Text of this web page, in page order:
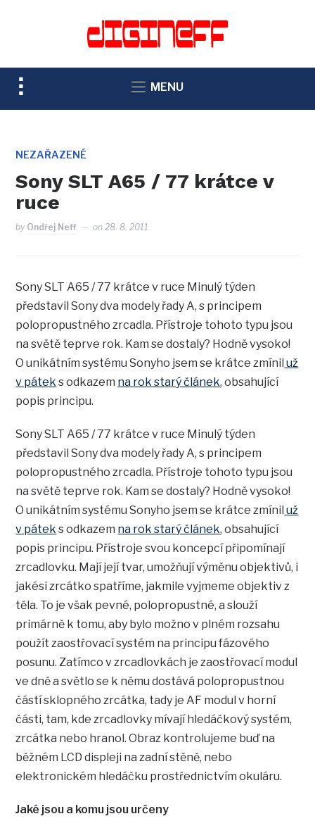
TOGGLE
SIDEBAR
NAVIGATION
MENU
NEZAŘAZENÉ
Sony SLT A65 / 77 krátce v
ruce
by Ondřej Neff on28. 8. 2011
Sony SLT A65 / 77 krátce v ruce Minulý týden
představil Sony dva modely řady A, s principem
polopropustného zrcadla. Přístroje tohoto typu jsou
na světě teprve rok. Kam se dostaly? Hodně vysoko!
O unikátním systému Sonyho jsem se krátce zmínil už
v pátek s odkazem na rok starý článek, obsahující
popis principu.
Sony SLT A65 / 77 krátce v ruce Minulý týden
představil Sony dva modely řady A, s principem
polopropustného zrcadla. Přístroje tohoto typu jsou
na světě teprve rok. Kam se dostaly? Hodně vysoko!
O unikátním systému Sonyho jsem se krátce zmínil už
v pátek s odkazem na rok starý článek, obsahující
popis principu. Přístroje svou koncepcí připomínají
zrcadlovku. Mají její tvar, umožňují výměnu objektivů, i
jakési zrcátko spatříme, jakmile vyjmeme objektiv z
těla. To je však pevné, polopropustné, a slouží
primárně k tomu, aby bylo možno v plném rozsahu
použít zaostřovací systém na principu fázového
posunu. Zatímco v zrcadlovkách je zaostřovací modul
ve dně a světlo se k němu dostává polopropustnou
částí sklopného zrcátka, tady je AF modul v horní
části, tam, kde zrcadlovky mívají hledáčkový systém,
zrcátka nebo hranol. Obraz kontrolujeme buď na
běžném LCD displeji na zadní stěně, nebo
elektronickém hledáčku prostřednictvím okuláru.
Jaké jsou a komu jsou určeny